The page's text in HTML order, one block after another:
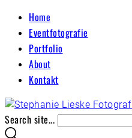
Home
Eventfotografie
Portfolio
About
Kontakt
Search site...